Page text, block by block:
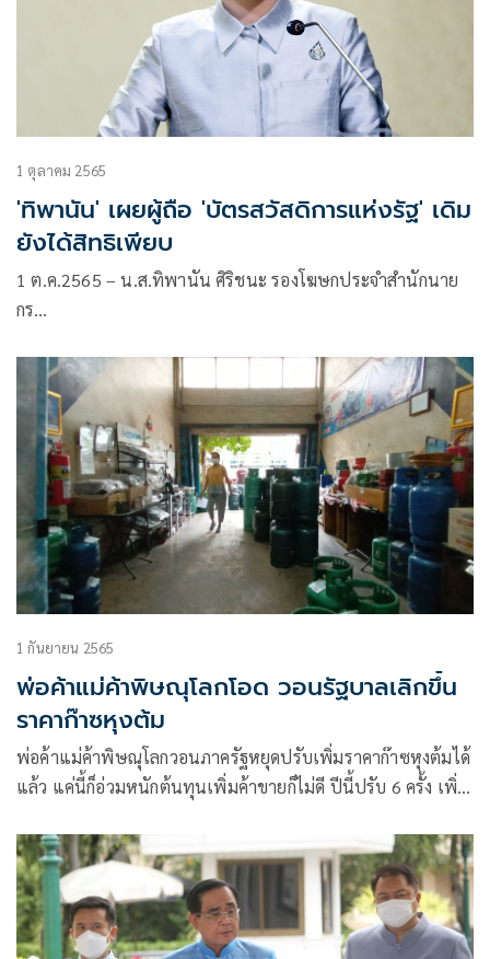
1 ตุลาคม 2565
'ทิพานัน' เผยผู้ถือ 'บัตรสวัสดิการแห่งรัฐ' เดิม
ยังได้สิทธิเพียบ
1 ต.ค.2565 – น.ส.ทิพานัน ศิริชนะ รองโฆษกประจำสำนักนาย
กร…
1 กันยายน 2565
พ่อค้าแม่ค้าพิษณุโลกโอด วอนรัฐบาลเลิกขึ้น
ราคาก๊าซหุงต้ม
พ่อค้าแม่ค้าพิษณุโลกวอนภาครัฐหยุดปรับเพิ่มราคาก๊าซหุงต้มได้
แล้ว แค่นี้ก็อ่วมหนักต้นทุนเพิ่มค้าขายก็ไม่ดี ปีนี้ปรับ 6 ครั้ง เพิ่ม